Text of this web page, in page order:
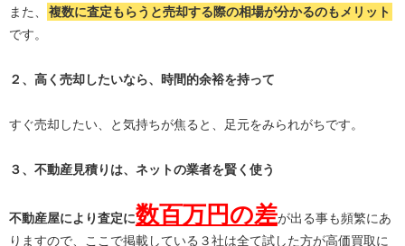
また、 複数に査定もらうと売却する際の相場が分かるのもメリット
です。
２、高く売却したいなら、時間的余裕を持って
すぐ売却したい、と気持ちが焦ると、足元をみられがちです。
３、不動産見積りは、ネットの業者を賢く使う
不動産屋により査定に数百万円の差が出る事も頻繁にあ
りますので、ここで掲載している３社は全て試した方が高価買取に